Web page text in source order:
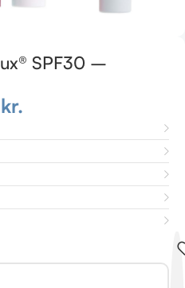
SPF30 –
kr.